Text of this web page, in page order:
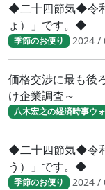
◆二十四節気◆令
ょ）」です。◆
季節のお便り 2024 /
価格交渉に最も後
け企業調査～
八木宏之の経済時事ウ
◆二十四節気◆令
う）」です。◆
季節のお便り 2024 /